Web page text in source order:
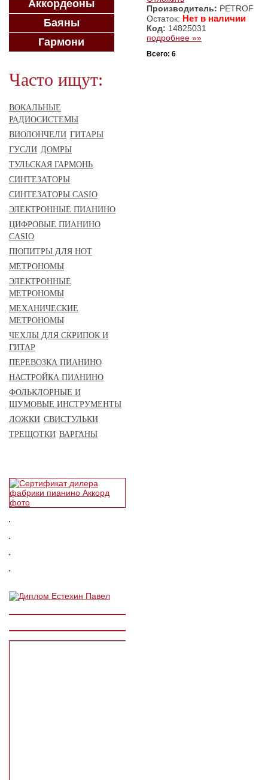
Производитель: PETROF
Остаток: Нет в наличии
Код: 14825031
подробнее »»
Всего: 6
Аккордеоны
Баяны
Гармони
Часто ищут:
ВОКАЛЬНЫЕ
РАДИОСИСТЕМЫ
ВИОЛОНЧЕЛИ ГИТАРЫ
ГУСЛИ ДОМРЫ
ТУЛЬСКАЯ ГАРМОНЬ
СИНТЕЗАТОРЫ
СИНТЕЗАТОРЫ CASIO
ЭЛЕКТРОННЫЕ ПИАНИНО
ЦИФРОВЫЕ ПИАНИНО
CASIO
ПЮПИТРЫ ДЛЯ НОТ
МЕТРОНОМЫ
ЭЛЕКТРОННЫЕ
МЕТРОНОМЫ
МЕХАНИЧЕСКИЕ
МЕТРОНОМЫ
ЧЕХЛЫ ДЛЯ СКРИПОК И
ГИТАР
ПЕРЕВОЗКА ПИАНИНО
НАСТРОЙКА ПИАНИНО
ФОЛЬКЛОРНЫЕ И
ШУМОВЫЕ ИНСТРУМЕНТЫ
ЛОЖКИ СВИСТУЛЬКИ
ТРЕЩОТКИ ВАРГАНЫ